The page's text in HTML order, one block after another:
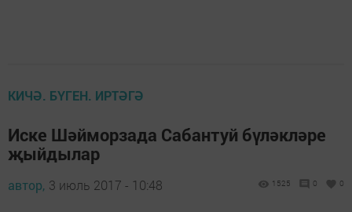
КИЧӘ. БҮГЕН. ИРТӘГӘ
Иске Шәйморзада Сабантуй бүләкләре
җыйдылар
автор, 3 июль 2017 - 10:48 1525 0 0